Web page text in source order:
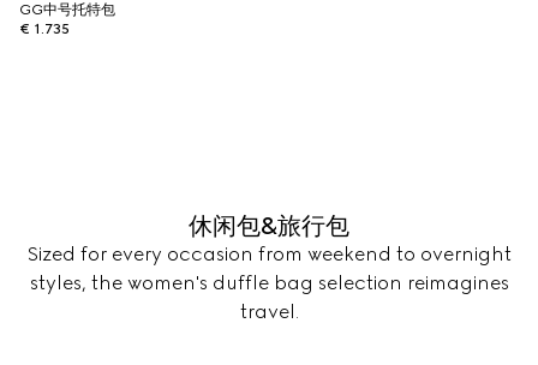
GG中号托特包
€ 1.735
休闲包&旅行包
Sized for every occasion from weekend to overnight
styles, the women's duffle bag selection reimagines
travel.